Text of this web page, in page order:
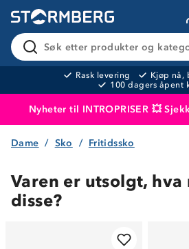
Søk etter produkter og
Rask levering
Kjøp nå,
100 dagers åpent
Nyheter til INTROPRISER 💥
Produktet er lagt i
Dame Sko Fritidssko
Varen er utsolgt, hva
disse?